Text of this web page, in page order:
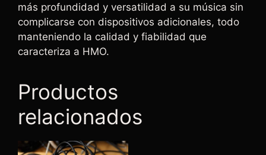
más profundidad y versatilidad a su música sin
complicarse con dispositivos adicionales, todo
manteniendo la calidad y fiabilidad que
caracteriza a HMO.
Productos
relacionados